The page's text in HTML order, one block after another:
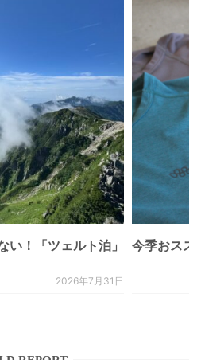
い！「ツェルト泊」
2026年7月31日
今季おスス